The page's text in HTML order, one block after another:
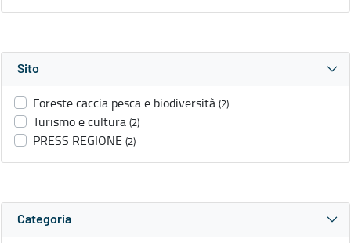
Sito
Foreste caccia pesca e biodiversità (2)
Turismo e cultura (2)
PRESS REGIONE (2)
Categoria